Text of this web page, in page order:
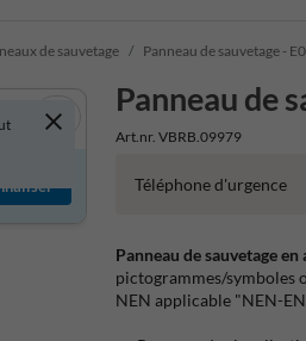
de sauvetage Panneau de sauvetage -
Panneau de
Art.nr. VBRB.09979
Téléphone d'urgence
Panneau de sauvetage
pictogrammes/symboles
NEN applicable "NEN-